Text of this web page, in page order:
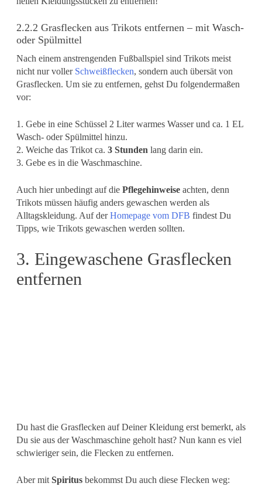
2.2.2 Grasflecken aus Trikots entfernen – mit Wasch-
oder Spülmittel
Nach einem anstrengenden Fußballspiel sind Trikots meist
nicht nur voller Schweißflecken, sondern auch übersät von
Grasflecken. Um sie zu entfernen, gehst Du folgendermaßen
vor:
1. Gebe in eine Schüssel 2 Liter warmes Wasser und ca. 1 EL
Wasch- oder Spülmittel hinzu.
2. Weiche das Trikot ca. 3 Stunden lang darin ein.
3. Gebe es in die Waschmaschine.
Auch hier unbedingt auf die Pflegehinweiseachten, denn
Trikots müssen häufig anders gewaschen werden als
Alltagskleidung. Auf derHomepage vom DFB findest Du
Tipps, wie Trikots gewaschen werden sollten.
3. Eingewaschene Grasflecken
entfernen
Du hast die Grasflecken auf Deiner Kleidung erst bemerkt, als
Du sie aus der Waschmaschine geholt hast? Nun kann es viel
schwieriger sein, die Flecken zu entfernen.
Aber mit Spiritusbekommst Du auch diese Flecken weg: